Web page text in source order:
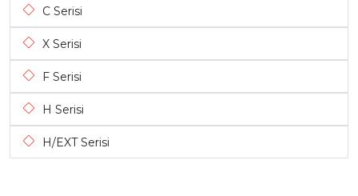
C Serisi
X Serisi
F Serisi
H Serisi
H/EXT Serisi